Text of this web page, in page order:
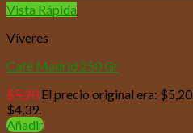
Vista Rápida
Víveres
Café Madrid 250 Gr
$5,20 El precio original era: $5,20.
$4,39.
Añadir